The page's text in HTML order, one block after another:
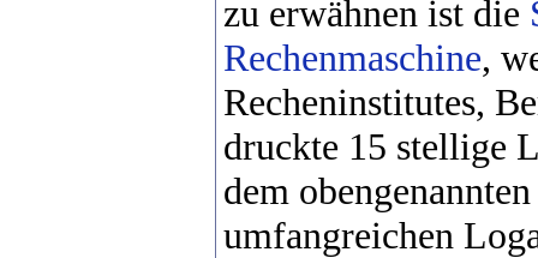
zu erwähnen ist die
Rechenmaschine,
Recheninstitutes,
druckte 15 stellige
dem
umfangreichen